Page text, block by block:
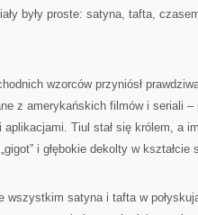
były proste: satyna, tafta,
wzorców przyniósł
z amerykańskich filmów i seriali –
Tiul stał się królem, a
i głębokie dekolty w kształcie
wszystkim satyna i tafta w